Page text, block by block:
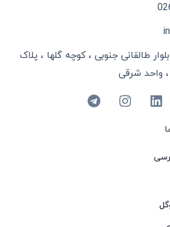
طالقانی جنوبی ، کوچه گلها ، پلاک